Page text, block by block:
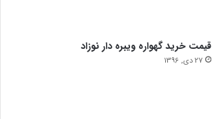
قیمت خرید گهواره ویبره دار نوزاد
27 دی, 1396